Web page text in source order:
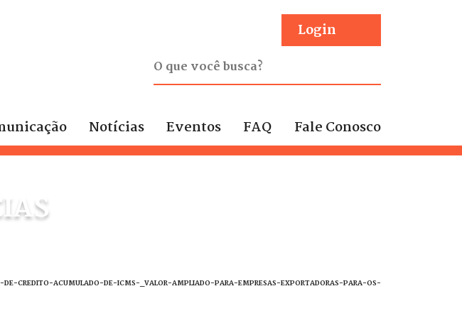
Login
Notícias Eventos FAQ Fale Conosco
CREDITO-ACUMULADO-DE-ICMS-_VALOR-AMPLIADO-PARA-EMPRESAS-EXPORTADORAS-PARA-OS-